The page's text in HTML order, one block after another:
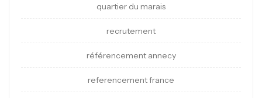
quartier du marais
recrutement
référencement annecy
referencement france